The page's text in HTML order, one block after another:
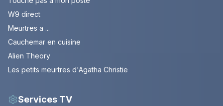
W9 direct
Meurtres a ...
Cauchemar en cuisine
Alien Theory
Les petits meurtres d'Agatha Christie
Services TV